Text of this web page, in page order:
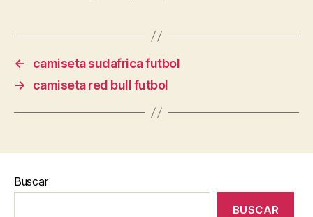
←
camiseta sudafrica futbol
→
camiseta red bull futbol
Buscar
BUSCAR